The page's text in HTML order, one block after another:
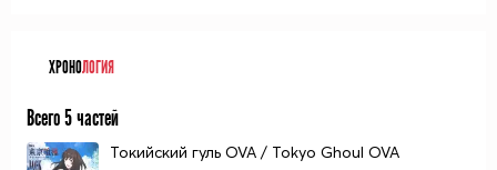
ХРОНОЛОГИЯ
Всего 5 частей
Токийский гуль OVA / Tokyo Ghoul OVA